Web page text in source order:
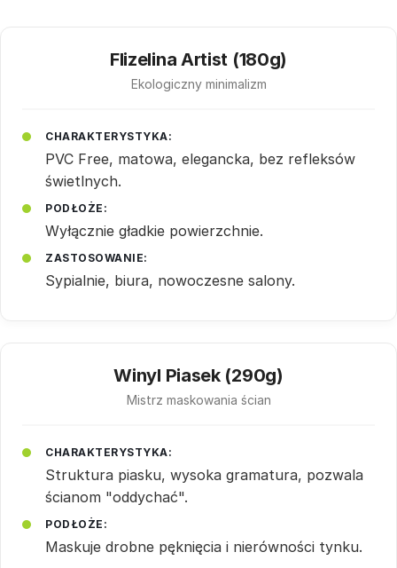
Flizelina Artist (180g)
Ekologiczny minimalizm
CHARAKTERYSTYKA:
PVC Free, matowa, elegancka, bez refleksów
świetlnych.
PODŁOŻE:
Wyłącznie gładkie powierzchnie.
ZASTOSOWANIE:
Sypialnie, biura, nowoczesne salony.
Winyl Piasek (290g)
Mistrz maskowania ścian
CHARAKTERYSTYKA:
Struktura piasku, wysoka gramatura, pozwala
ścianom "oddychać".
PODŁOŻE:
Maskuje drobne pęknięcia i nierówności tynku.